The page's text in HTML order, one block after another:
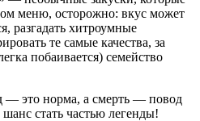
меню, осторожно: вкус может
разгадать хитроумные
те самые качества, за
побаивается) семейство
— это норма, а смерть — повод
стать частью легенды!